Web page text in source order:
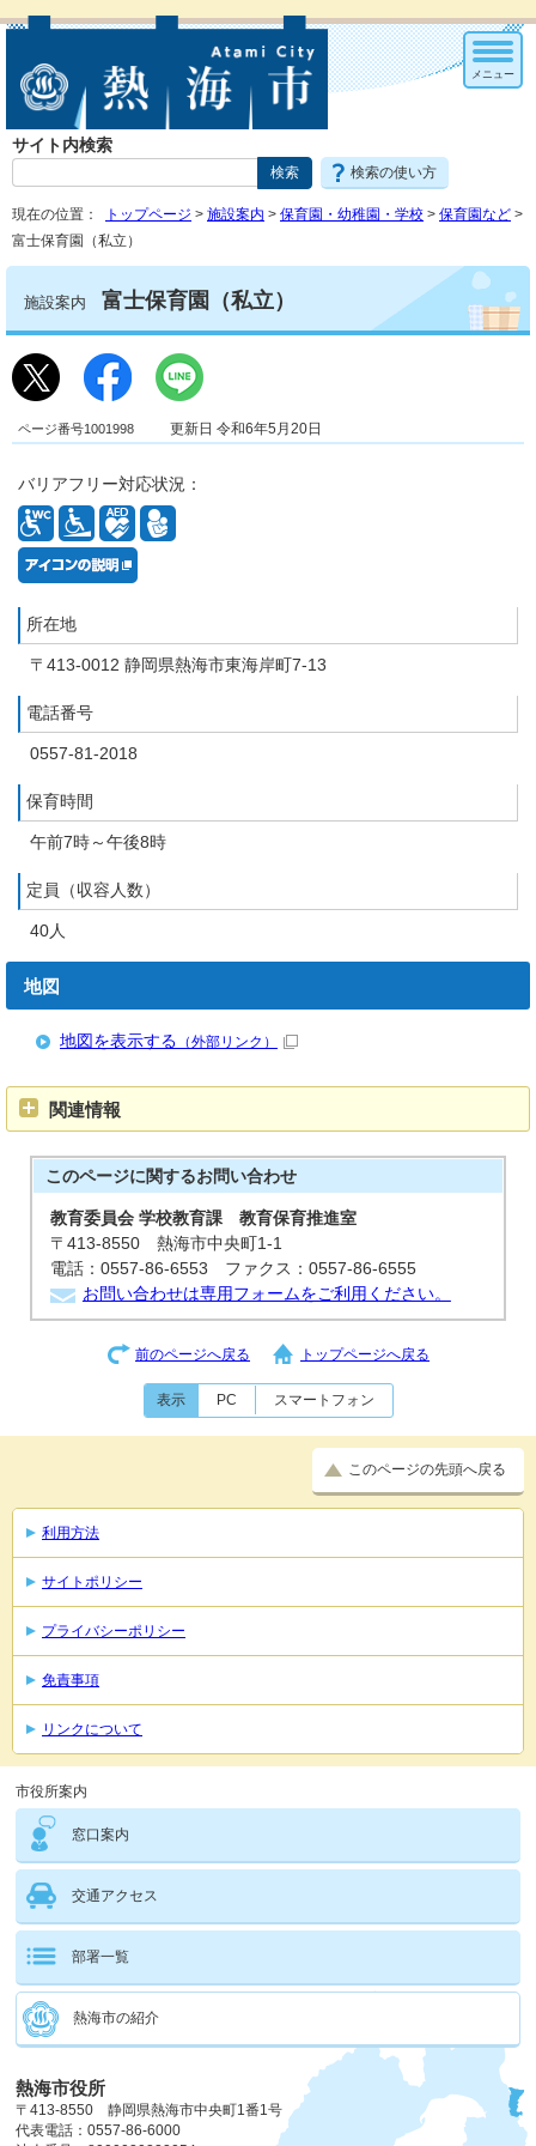
サイト内検索
検索の使い方
メニュー
現在の位置： トップページ > 施設案内 > 保育園・幼稚園・学校 > 保育園など >
富士保育園（私立）
施設案内 富士保育園（私立）
ページ番号1001998 更新日 令和6年5月20日
バリアフリー対応状況：
所在地
〒413-0012 静岡県熱海市東海岸町7-13
電話番号
0557-81-2018
保育時間
午前7時～午後8時
定員（収容人数）
40人
地図
地図を表示する （外部リンク）
関連情報
このページに関するお問い合わせ
教育委員会 学校教育課 教育保育推進室
〒413-8550 熱海市中央町1-1
電話：0557-86-6553 ファクス：0557-86-6555
お問い合わせは専用フォームをご利用ください。
前のページへ戻る トップページへ戻る
表示 PC スマートフォン
このページの先頭へ戻る
利用方法
サイトポリシー
プライバシーポリシー
免責事項
リンクについて
市役所案内
窓口案内
交通アクセス
部署一覧
熱海市の紹介
熱海市役所
〒413-8550 静岡県熱海市中央町1番1号
代表電話：0557-86-6000